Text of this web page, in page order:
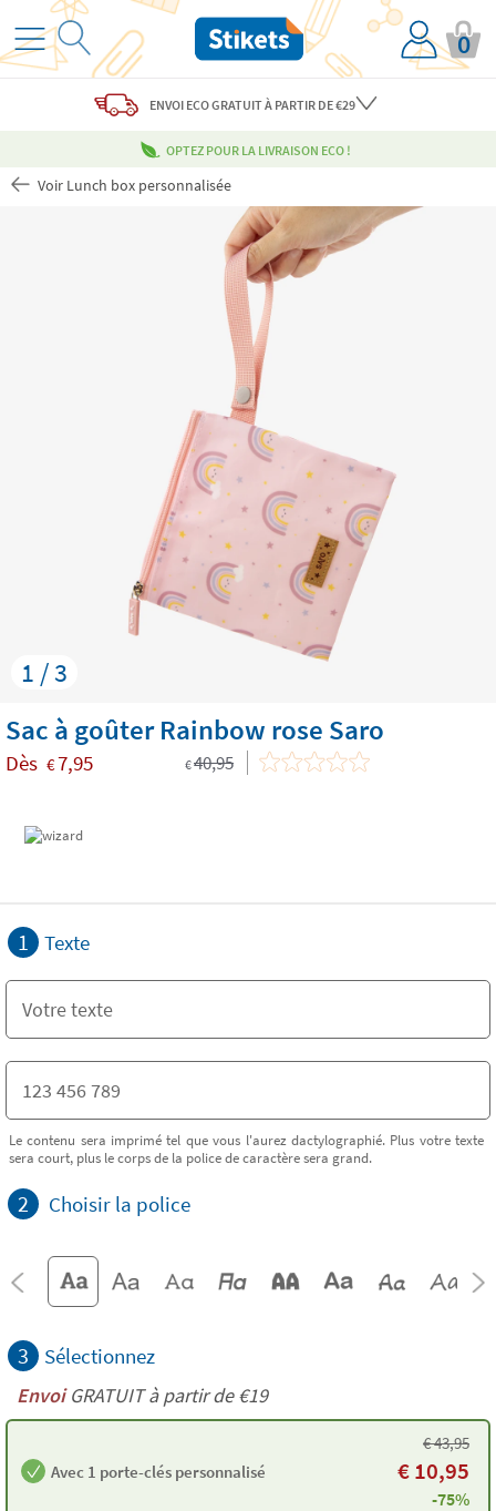
0
ENVOI ECOGRATUITÀ PARTIR DE €29
OPTEZ POUR LA LIVRAISON ECO !
Voir Lunch box personnalisée
1 / 3
Sac à goûter Rainbow rose Saro
Dès €7,95 €40,95
1 Texte
Le contenu sera imprimé tel que vous l'aurez dactylographié. Plus votre texte
sera court, plus le corps de la police de caractère sera grand.
2 Choisir la police
3 Sélectionnez
EnvoiGRATUIT à partir de €19
Avec 1 porte-clés personnalisé
€43,95
€10,95
-75%